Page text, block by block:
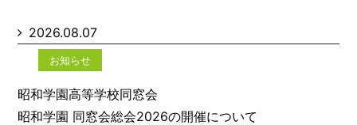
2026.08.07
お知らせ
昭和学園高等学校同窓会
昭和学園 同窓会総会2026の開催について